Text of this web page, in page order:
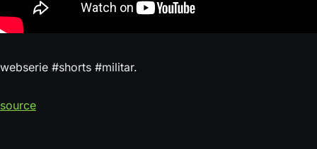
webserie #shorts #militar.
source